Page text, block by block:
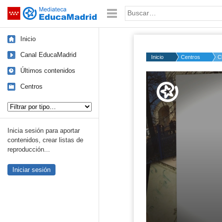
Saltar navegación Palabra o frase:
Inicio
Canal EducaMadrid
Últimos contenidos
Centros
Inicia sesión para aportar
contenidos, crear listas de
reproducción...
Iniciar sesión
Inicio Centros
Volume
50%